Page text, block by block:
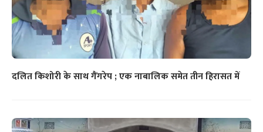
दलित किशोरी के साथ गैंगरेप ; एक नाबालिक समेत तीन हिरासत में